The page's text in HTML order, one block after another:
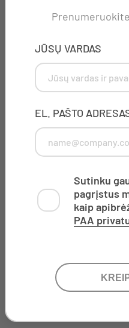
NAME
JŪSŲ VARDAS
EL. PAŠTO
Sutinku
pagrįstus
kaip
PAA